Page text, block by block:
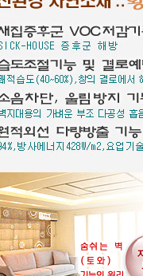
디자인+견적을 드립니다.
따라 포인트 벽화부분 즉, 토
작품크기를 줄이면 저렴하게
하오니, 거실 아트월 이외에는
과 같은 패턴타일 위주로 디자
도 친환경과 기능성 자재의 성능
없습니다.
실아트월,쇼파월,중문,콘솔
님의 벽체 사이즈를 예를들어 가
'클릭'해서 원하는 크기의 상품
보시고 찾으시는 가격과 디자인
하시고 고객센타로 전화상담
바랍니다.
담원이 제대로 된 친환경 인테
재로 값싼 인테리어가 되는 노
제시해 드립니다.